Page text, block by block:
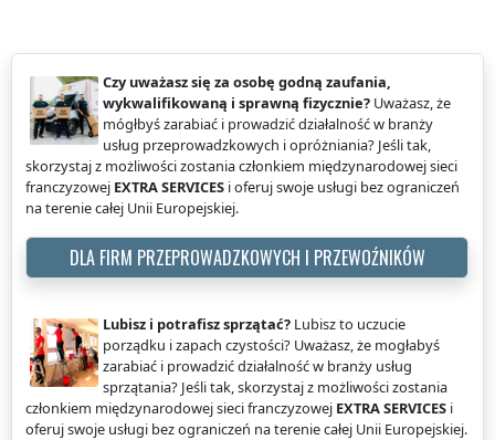
Czy uważasz się za osobę godną zaufania,
wykwalifikowaną i sprawną fizycznie? Uważasz, że
mógłbyś zarabiać i prowadzić działalność w branży
usług przeprowadzkowych i opróżniania? Jeśli tak,
skorzystaj z możliwości zostania członkiem międzynarodowej sieci
franczyzowej EXTRA SERVICES i oferuj swoje usługi bez ograniczeń
na terenie całej Unii Europejskiej.
DLA FIRM PRZEPROWADZKOWYCH I PRZEWOŹNIKÓW
Lubisz i potrafisz sprzątać? Lubisz to uczucie
porządku i zapach czystości? Uważasz, że mogłabyś
zarabiać i prowadzić działalność w branży usług
sprzątania? Jeśli tak, skorzystaj z możliwości zostania
członkiem międzynarodowej sieci franczyzowej EXTRA SERVICES i
oferuj swoje usługi bez ograniczeń na terenie całej Unii Europejskiej.